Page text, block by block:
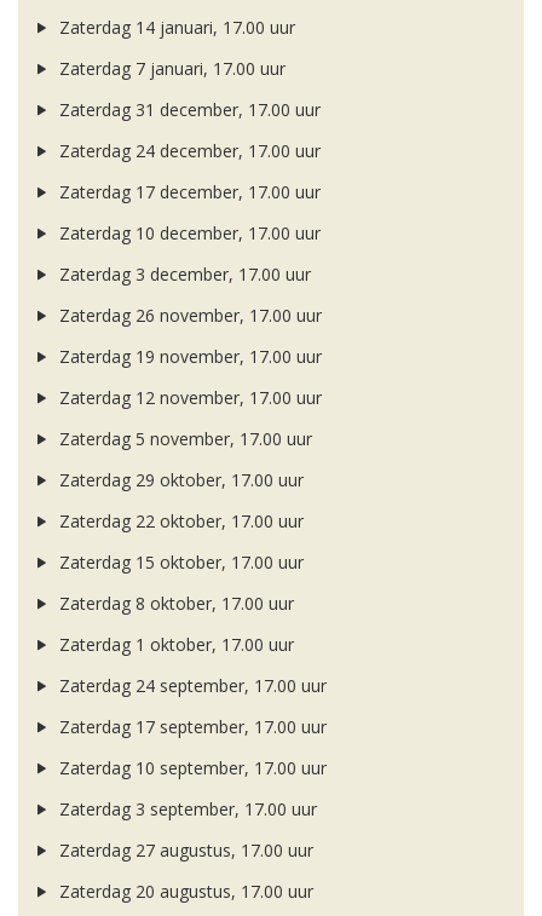
Zaterdag 14 januari, 17.00 uur
Zaterdag 7 januari, 17.00 uur
Zaterdag 31 december, 17.00 uur
Zaterdag 24 december, 17.00 uur
Zaterdag 17 december, 17.00 uur
Zaterdag 10 december, 17.00 uur
Zaterdag 3 december, 17.00 uur
Zaterdag 26 november, 17.00 uur
Zaterdag 19 november, 17.00 uur
Zaterdag 12 november, 17.00 uur
Zaterdag 5 november, 17.00 uur
Zaterdag 29 oktober, 17.00 uur
Zaterdag 22 oktober, 17.00 uur
Zaterdag 15 oktober, 17.00 uur
Zaterdag 8 oktober, 17.00 uur
Zaterdag 1 oktober, 17.00 uur
Zaterdag 24 september, 17.00 uur
Zaterdag 17 september, 17.00 uur
Zaterdag 10 september, 17.00 uur
Zaterdag 3 september, 17.00 uur
Zaterdag 27 augustus, 17.00 uur
Zaterdag 20 augustus, 17.00 uur